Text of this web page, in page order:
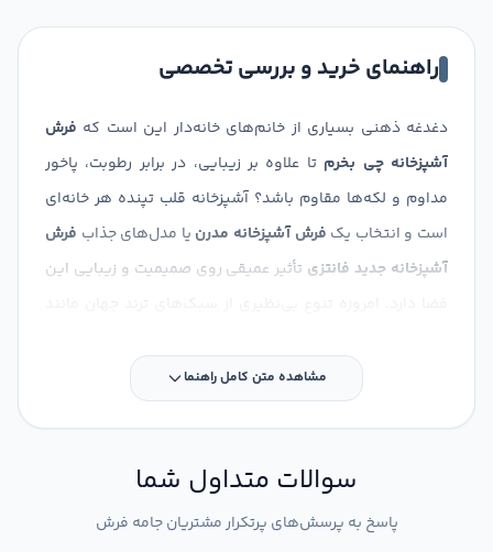
راهنمای خرید و بررسی تخصصی
دغدغه ذهنی بسیاری از خانم‌های خانه‌دار این است که فرش
آشپزخانه چی بخرم تا علاوه بر زیبایی، در برابر رطوبت، پاخور
مداوم و لکه‌ها مقاوم باشد؟ آشپزخانه قلب تپنده هر خانه‌ای
است و انتخاب یک فرش آشپزخانه مدرن یا مدل‌های جذاب فرش
آشپزخانه جدید فانتزی تأثیر عمیقی روی صمیمیت و زیبایی این
فانتزی و محبوب
فرش آشپزخانه طرح ادویه
و نقشه‌های لایت
، طراحان داخلی پیشنهاد می‌کنند از رنگ‌های خنثی
فرش آشپزخانه طوسیبرای کابینت‌های امروزی و یا
مشاهده متن کامل راهنما
سوالات متداول شما
پاسخ به پرسش‌های پرتکرار مشتریان جامه فرش